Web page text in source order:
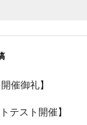
催御礼】
テスト開催】